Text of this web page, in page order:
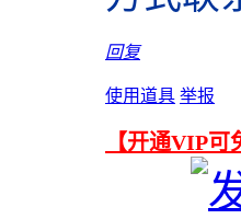
回复
使用道具 举报
【开通VIP